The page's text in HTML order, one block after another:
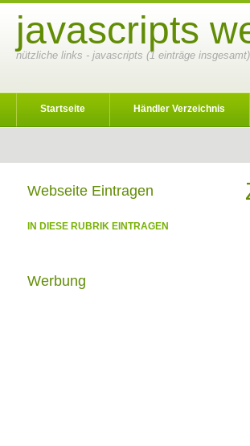
javascripts
nützliche links - javascripts (1 einträge insgesamt)
Startseite Händler Verzeichnis
Webseite Eintragen
IN DIESE RUBRIK EINTRAGEN
Werbung